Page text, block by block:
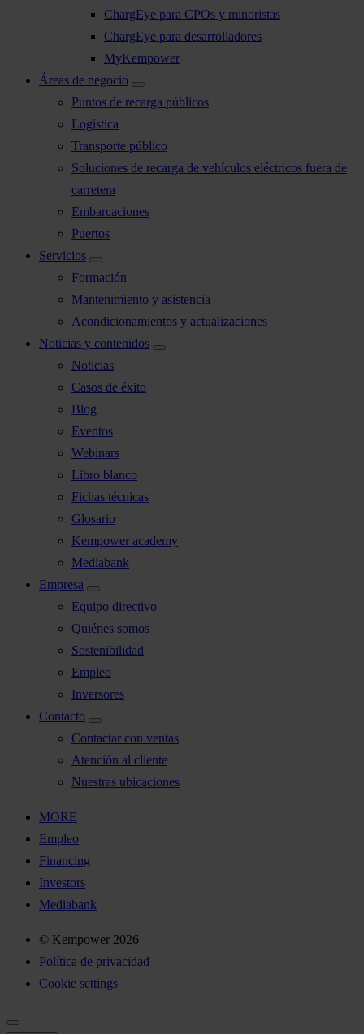
ChargEye para CPOs y minoristas
ChargEye para desarrolladores
MyKempower
Áreas de negocio
Puntos de recarga públicos
Logística
Transporte público
Soluciones de recarga de vehículos eléctricos fuera de
carretera
Embarcaciones
Puertos
Servicios
Formación
Mantenimiento y asistencia
Acondicionamientos y actualizaciones
Noticias y contenidos
Noticias
Casos de éxito
Blog
Eventos
Webinars
Libro blanco
Fichas técnicas
Glosario
Kempower academy
Mediabank
Empresa
Equipo directivo
Quiénes somos
Sostenibilidad
Empleo
Inversores
Contacto
Contactar con ventas
Atención al cliente
Nuestras ubicaciones
MORE
Empleo
Financing
Investors
Mediabank
© Kempower 2026
Política de privacidad
Cookie settings